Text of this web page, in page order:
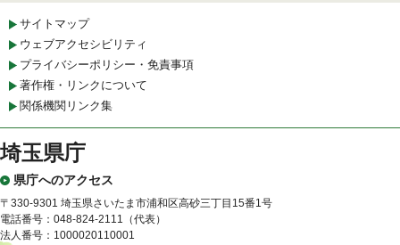
サイトマップ
ウェブアクセシビリティ
プライバシーポリシー・免責事項
著作権・リンクについて
関係機関リンク集
埼玉県庁
県庁へのアクセス
〒330-9301 埼玉県さいたま市浦和区高砂三丁目15番1号
電話番号：048-824-2111（代表）
法人番号：1000020110001